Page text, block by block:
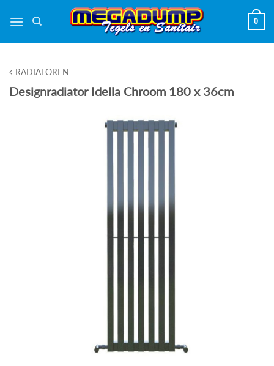
naar
0
RADIATOREN
Designradiator Idella Chroom 180 x 36cm